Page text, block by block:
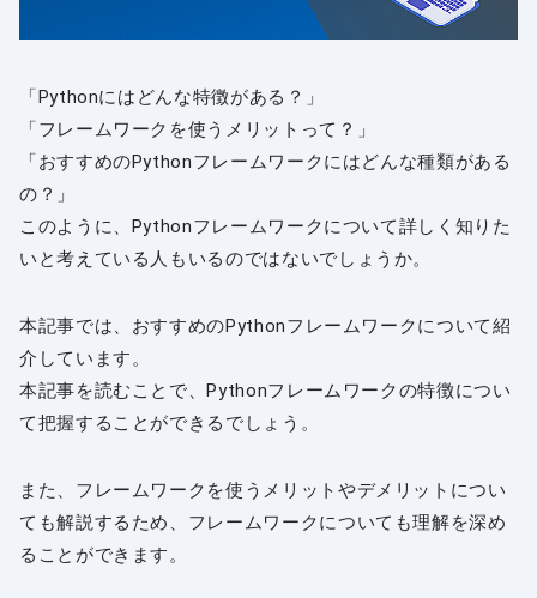
「Pythonにはどんな特徴がある？」
「フレームワークを使うメリットって？」
「おすすめのPythonフレームワークにはどんな種類がある
の？」
このように、Pythonフレームワークについて詳しく知りた
いと考えている人もいるのではないでしょうか。
本記事では、おすすめのPythonフレームワークについて紹
介しています。
本記事を読むことで、Pythonフレームワークの特徴につい
て把握することができるでしょう。
また、フレームワークを使うメリットやデメリットについ
ても解説するため、フレームワークについても理解を深め
ることができます。